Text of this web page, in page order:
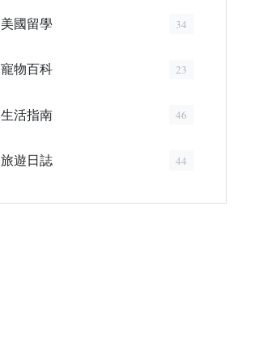
美國留學 34
寵物百科 23
生活指南 46
旅遊日誌 44